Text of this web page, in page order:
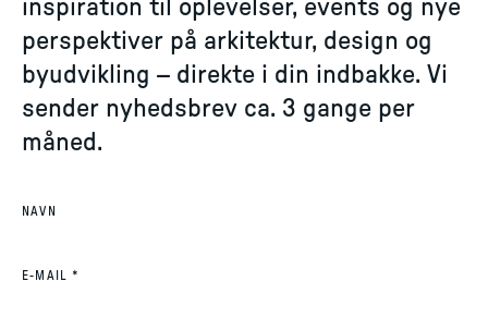
inspiration til oplevelser, events og nye
perspektiver på arkitektur, design og
byudvikling – direkte i din indbakke. Vi
sender nyhedsbrev ca. 3 gange per
måned.
NAVN
E-MAIL *